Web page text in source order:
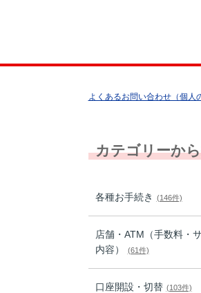
よくあるお問い合わせ（個人
カテゴリーか
各種お手続き (146件)
店舗・ATM（手数料・
内容）
(61件)
口座開設・切替 (103件)